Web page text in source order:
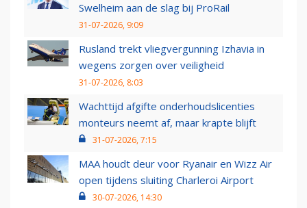
Swelheim aan de slag bij ProRail
31-07-2026, 9:09
Rusland trekt vliegvergunning Izhavia in
wegens zorgen over veiligheid
31-07-2026, 8:03
Wachttijd afgifte onderhoudslicenties
monteurs neemt af, maar krapte blijft
31-07-2026, 7:15
MAA houdt deur voor Ryanair en Wizz Air
open tijdens sluiting Charleroi Airport
30-07-2026, 14:30